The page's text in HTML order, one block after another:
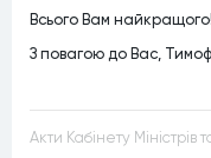
Всього Вам найкращого!
З повагою до Вас,